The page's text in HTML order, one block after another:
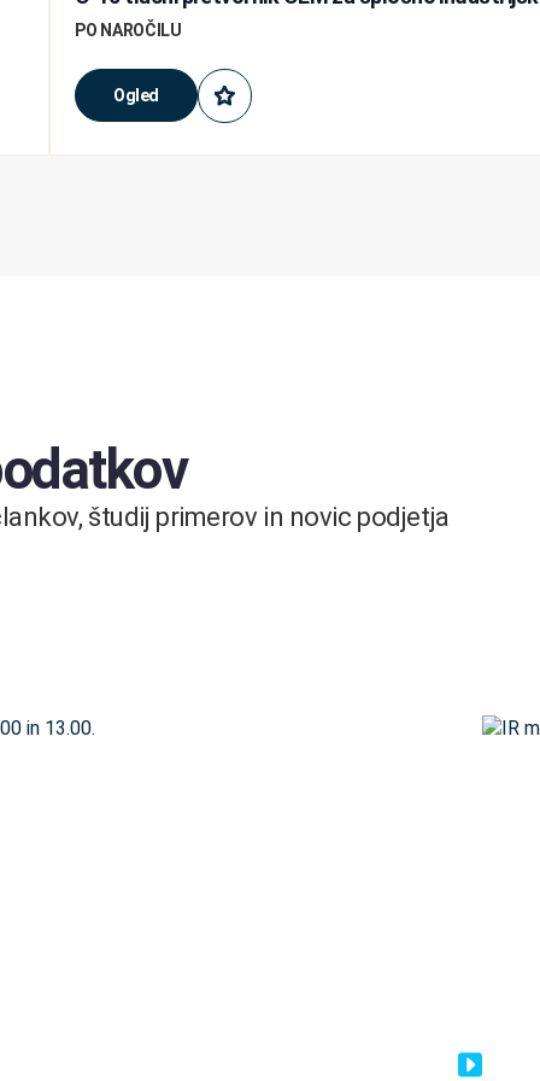
Ogled
PO NAROČILU
študij primerov in novic podjetja